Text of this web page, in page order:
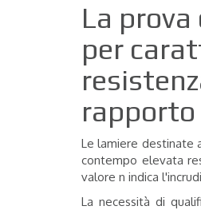
La
per
rapporto
Le lamiere destinate
contempo elevata
valore n indica
La necessità di